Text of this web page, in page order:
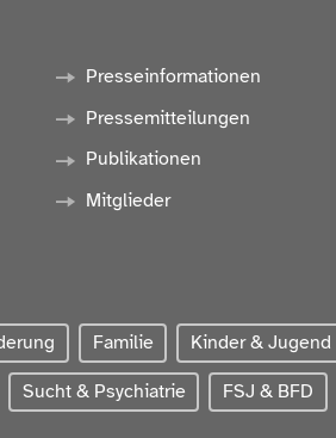
Presseinformationen
Pressemitteilungen
Publikationen
Mitglieder
Familie Kinder & Jugend
Sucht & Psychiatrie FSJ & BFD